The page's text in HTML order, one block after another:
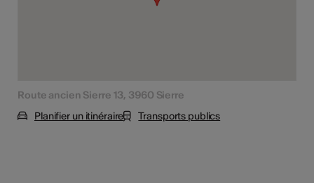
Route ancien Sierre 13, 3960 Sierre
Planifier un itinéraire
Transports publics